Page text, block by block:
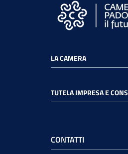
LA CAMERA
TUTELA IMPRESA E
CONTATTI